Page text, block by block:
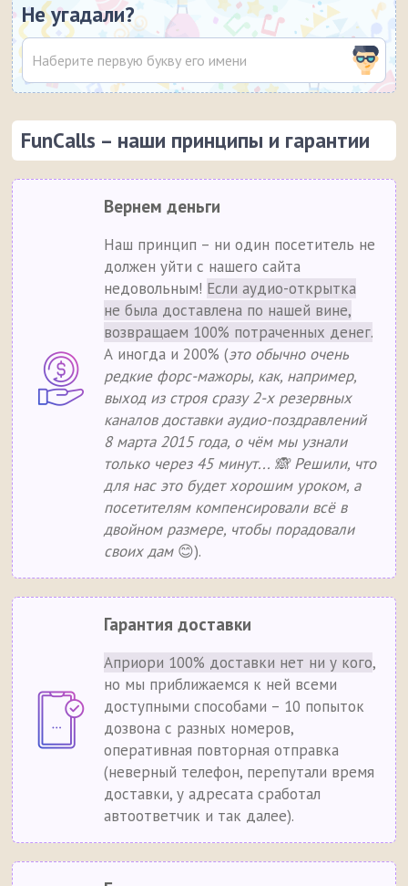
Не угадали?
FunCalls – наши принципы и гарантии
Вернем деньги
Наш принцип – ни один посетитель не
должен уйти с нашего сайта
недовольным! Если аудио-открытка
не была доставлена по нашей вине,
возвращаем 100% потраченных денег.
А иногда и 200% (это обычно очень
редкие форс-мажоры, как, например,
выход из строя сразу 2-х резервных
каналов доставки аудио-поздравлений
8 марта 2015 года, о чём мы узнали
только через 45 минут... 🙈 Решили, что
для нас это будет хорошим уроком, а
посетителям компенсировали всё в
двойном размере, чтобы порадовали
своих дам😊).
Гарантия доставки
Априори 100% доставки нет ни у кого,
но мы приближаемся к ней всеми
доступными способами – 10 попыток
дозвона с разных номеров,
оперативная повторная отправка
(неверный телефон, перепутали время
доставки, у адресата сработал
автоответчик и так далее).